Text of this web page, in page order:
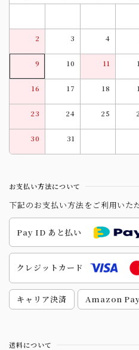
2 3 4
9 10 11
16 17 18
23 24 25
30 31
お支払い方法について
下記のお支払い方法をご利用いた
Pay ID あと払い
クレジットカード
キャリア決済 Amazon
送料について